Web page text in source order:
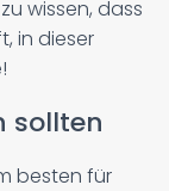
wissen, dass
in dieser
sollten
besten für